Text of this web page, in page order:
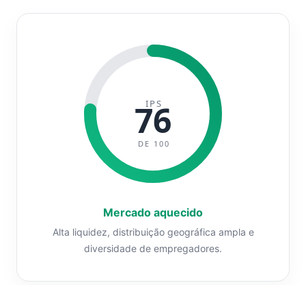
IPS
76
DE 100
Mercado aquecido
Alta liquidez, distribuição geográfica ampla e
diversidade de empregadores.